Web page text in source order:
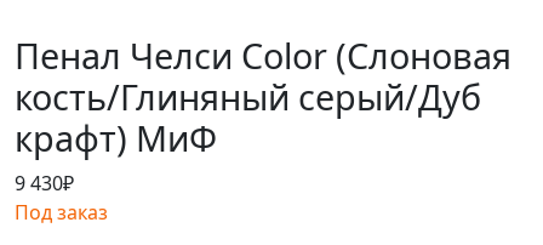
Пенал Челси Color (Слоновая
кость/Глиняный серый/Дуб
крафт) МиФ
9 430₽
Под заказ